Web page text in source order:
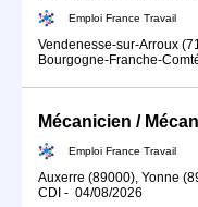
Emploi France Travail
Vendenesse-sur-Arroux
Bourgogne-Franche-
Emploi France Travail
Auxerre (89000), Yonne
CDI - 04/08/2026